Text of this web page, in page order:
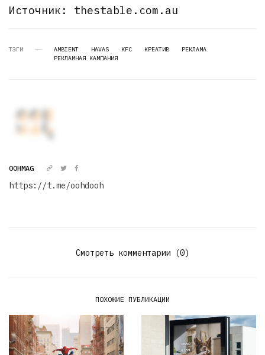
Источник: thestable.com.au
ТЭГИ AMBIENT HAVAS KFC КРЕАТИВ
РЕКЛАМА
РЕКЛАМНАЯ КАМПАНИЯ
OOHMAG
https://t.me/oohdooh
Смотреть комментарии (0)
ПОХОЖИЕ ПУБЛИКАЦИИ